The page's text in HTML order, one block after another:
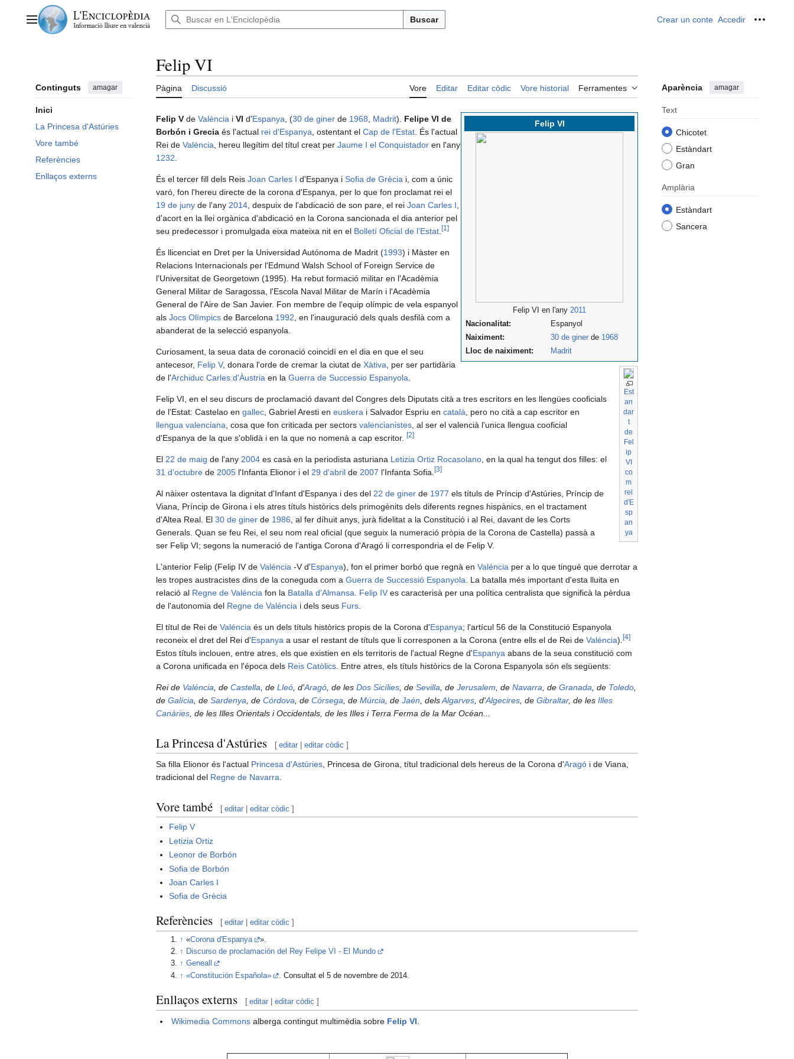
contingutMenú principal Buscar Crear un conte Accedir
Continguts amagar
Inici
La Princesa d'Astúries
Vore també
Referències
Enllaços externs
Felip VI
Pàgina Discussió Vore Editar Editar còdic Vore historial Ferramentes Aparència amagar
Text
Chicotet
Estàndart
Gran
Amplària
Estàndart
Sancera
Felip VI
Felip VI en l'any 2011
Nacionalitat:
Espanyol
Naiximent:
30 de giner de 1968
Lloc de naiximent:
Madrit
Est
an
dar
t
de
Fel
ip
VI
co
m
rei
d'E
sp
an
ya
Felip V de Valéncia i VI d'Espanya , (30 de giner de 1968 Madrit). Felipe VI de
Borbón i Grecia és l'actual rei d'Espanya , ostentant el Cap de l'Estat . És l'actual
Rei de Valéncia , hereu llegítim del títul creat per Jaume I el Conquistador en l'any
1232
És el tercer fill dels Reis Joan Carles I d'Espanya i Sofia de Grècia i, com a únic
varó, fon l'hereu directe de la corona d'Espanya, per lo que fon proclamat rei el
19 de juny de l'any 2014 , despuix de l'abdicació de son pare, el rei Joan Carles I
d'acort en la llei orgànica d'abdicació en la Corona sancionada el dia anterior pel
seu predecessor i promulgada eixa mateixa nit en el Bolletí Oficial de l'Estat [1 ]
És llicenciat en Dret per la Universidad Autónoma de Madrit (1993) i Màster en
Relacions Internacionals per l'Edmund Walsh School of Foreign Service de
l'Universitat de Georgetown (1995). Ha rebut formació militar en l'Acadèmia
General Militar de Saragossa, l'Escola Naval Militar de Marín i l'Acadèmia
General de l'Aire de San Javier. Fon membre de l'equip olímpic de vela espanyol
als Jocs Olímpics de Barcelona 1992 , en l'inauguració dels quals desfilà com a
abanderat de la selecció espanyola.
Curiosament, la seua data de coronació coincidí en el dia en que el seu
antecesor, Felip V, donara l'orde de cremar la ciutat de Xàtiva , per ser partidària
de l'Archiduc Carles d'Àustria en la Guerra de Successio Espanyola
Felip VI, en el seu discurs de proclamació davant del Congres dels Diputats cità a tres escritors en les llengües cooficials
de l'Estat: Castelao en gallec , Gabriel Aresti en euskera i Salvador Espriu en català , pero no cità a cap escritor en
llengua valenciana , cosa que fon criticada per sectors valencianistes , al ser el valencià l'unica llengua cooficial
d'Espanya de la que s'oblidà i en la que no nomenà a cap escritor.
[2]
El 22 de maig de l'any 2004 es casà en la periodista asturiana Letizia Ortiz Rocasolano , en la qual ha tengut dos filles: el
31 d'octubre de 2005 l'Infanta Elionor i el 29 d'abril de 2007 l'Infanta Sofia. [3]
Al nàixer ostentava la dignitat d'Infant d'Espanya i des del 22 de giner de 1977 els títuls de Príncip d'Astúries, Príncip de
Viana, Príncip de Girona i els atres títuls històrics dels primogènits dels diferents regnes hispànics, en el tractament
d'Altea Real. El 30 de giner de 1986 , al fer díhuit anys, jurà fidelitat a la Constitució i al Rei, davant de les Corts
Generals. Quan se feu Rei, el seu nom real oficial (que seguix la numeració pròpia de la Corona de Castella) passà a
ser Felip VI; segons la numeració de l'antiga Corona d'Aragó li correspondria el de Felip V.
L'anterior Felip (Felip IV de Valéncia -V d'Espanya), fon el primer borbó que regnà en Valéncia per a lo que tingué que derrotar a
les tropes austracistes dins de la coneguda com a Guerra de Successió Espanyola . La batalla més important d'esta lluita en
relació al Regne de Valéncia fon la Batalla d'Almansa Felip IV es caracterisà per una política centralista que significà la pèrdua
de l'autonomia del Regne de Valéncia i dels seus Furs
El títul de Rei de Valéncia és un dels títuls històrics propis de la Corona d'Espanya; l'artícul 56 de la Constitució Espanyola
reconeix el dret del Rei d'Espanya a usar el restant de títuls que li corresponen a la Corona (entre ells el de Rei de Valéncia). [4]
Estos títuls inclouen, entre atres, els que existien en els territoris de l'actual Regne d'Espanya abans de la seua constitució com
a Corona unificada en l'época dels Reis Catòlics . Entre atres, els títuls històrics de la Corona Espanyola són els següents:
Rei de Valéncia , de Castella , de Lleó , d'Aragó , de les Dos Sicílies , de Sevilla , de Jerusalem , de Navarra , de Granada , de Toledo
de Galícia , de Sardenya , de Córdova , de Córsega , de Múrcia , de Jaén , delsAlgarves , d'Algecires , de Gibraltar, de les Illes
Canàries , de les Illes Orientals i Occidentals, de les Illes i Terra Ferma de la Mar Océan...
La Princesa d'Astúries [ editar |editar còdic ]
Sa filla Elionor és l'actual Princesa d'Astúries , Princesa de Girona, títul tradicional dels hereus de la Corona d'Aragó i de Viana,
tradicional del Regne de Navarra
Vore també [ editar |editar còdic ]
Felip V
Letizia Ortiz
Leonor de Borbón
Sofia de Borbón
Joan Carles I
Sofia de Grècia
Referències [ editar |editar còdic ]
↑ «Corona d'Espanya
».
↑ Discurso de proclamación del Rey Felipe VI - El Mundo
↑ Geneall
↑ «Constitución Española» . Consultat el 5 de novembre de 2014.
Enllaços externs [ editar |editar còdic ]
Wikimedia Commons alberga contingut multimèdia sobre Felip VI